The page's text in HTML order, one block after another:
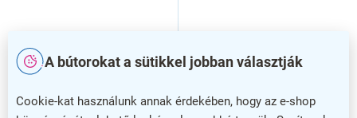
A bútorokat a sütikkel jobban választják
Cookie-kat használunk annak érdekében, hogy az e-shop